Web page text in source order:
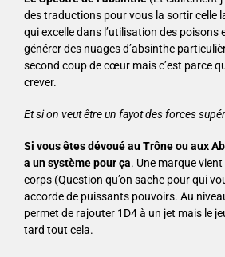
des traductions pour vous la sortir celle
qui excelle dans l’utilisation des poisons
générer des nuages d’absinthe
second coup de cœur mais c’est parce
crever.
Et si on veut être un fayot des forces
Si vous êtes dévoué au Trône ou aux
a un système pour ça. Une marque
corps (Question qu’on sache pour qui
accorde de puissants pouvoirs. Au
permet de rajouter 1D4 à un jet mais le
tard tout cela.